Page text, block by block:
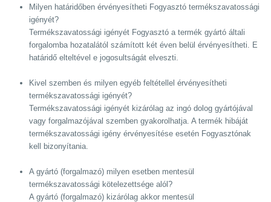
Milyen határidőben érvényesítheti Fogyasztó termékszavatossági
igényét?
Termékszavatossági igényét Fogyasztó a termék gyártó általi
forgalomba hozatalától számított két éven belül érvényesítheti. E
határidő elteltével e jogosultságát elveszti.
Kivel szemben és milyen egyéb feltétellel érvényesítheti
termékszavatossági igényét?
Termékszavatossági igényét kizárólag az ingó dolog gyártójával
vagy forgalmazójával szemben gyakorolhatja. A termék hibáját
termékszavatossági igény érvényesítése esetén Fogyasztónak
kell bizonyítania.
A gyártó (forgalmazó) milyen esetben mentesül
termékszavatossági kötelezettsége alól?
A gyártó (forgalmazó) kizárólag akkor mentesül